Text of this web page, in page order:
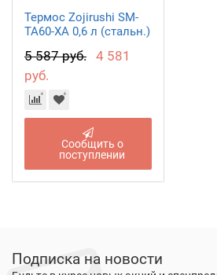
Термос Zojirushi SM-
TA60-XA 0,6 л (стальн.)
5 587 руб. 4 581
руб.
Сообщить о
поступлении
Подписка на новости